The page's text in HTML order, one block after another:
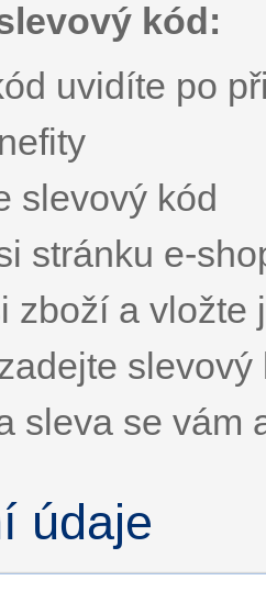
kód:
uvidíte po
slevový kód
stránku e-
zboží a vložte
sleva se vám
údaje